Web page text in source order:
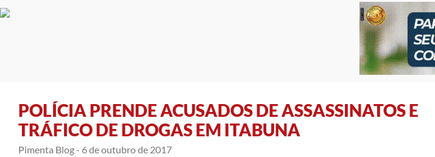
POLÍCIA PRENDE ACUSADOS DE ASSASSINATOS E
TRÁFICO DE DROGAS EM ITABUNA
Pimenta Blog - 6 de outubro de 2017